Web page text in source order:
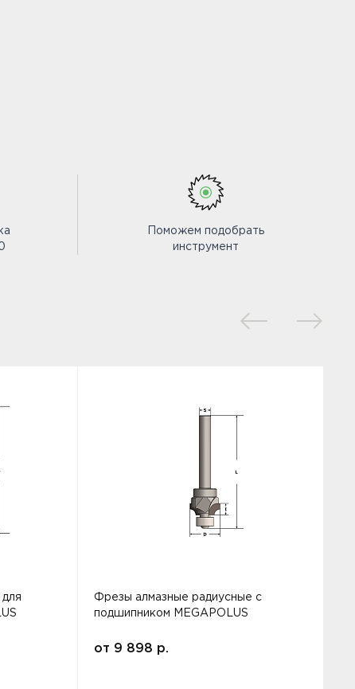
Поможем подобрать
инструмент
Фрезы алмазные радиусные с
подшипником MEGAPOLUS
от 9 898 р.